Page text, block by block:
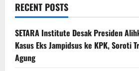
RECENT POSTS
SETARA Institute Desak Presiden
Kasus Eks Jampidsus ke KPK, Soroti
Agung